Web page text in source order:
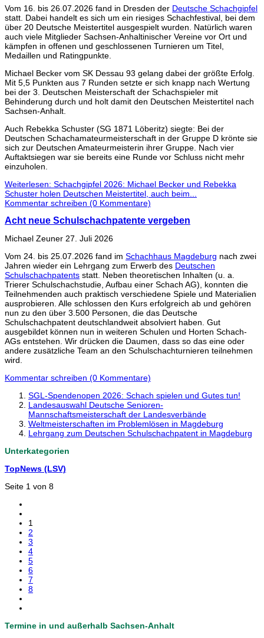
Vom 16. bis 26.07.2026 fand in Dresden der Deutsche Schachgipfel
statt. Dabei handelt es sich um ein riesiges Schachfestival, bei dem
über 20 Deutsche Meistertitel ausgespielt wurden. Natürlich waren
auch viele Mitglieder Sachsen-Anhaltinischer Vereine vor Ort und
kämpfen in offenen und geschlossenen Turnieren um Titel,
Medaillen und Ratingpunkte.
Michael Becker vom SK Dessau 93 gelang dabei der größte Erfolg.
Mit 5,5 Punkten aus 7 Runden setzte er sich knapp nach Wertung
bei der 3. Deutschen Meisterschaft der Schachspieler mit
Behinderung durch und holt damit den Deutschen Meistertitel nach
Sachsen-Anhalt.
Auch Rebekka Schuster (SG 1871 Löberitz) siegte: Bei der
Deutschen Schachamateurmeisterschaft in der Gruppe D krönte sie
sich zur Deutschen Amateurmeisterin ihrer Gruppe. Nach vier
Auftaktsiegen war sie bereits eine Runde vor Schluss nicht mehr
einzuholen.
Weiterlesen: Schachgipfel 2026: Michael Becker und Rebekka
Schuster holen Deutschen Meistertitel, auch beim...
Kommentar schreiben (0 Kommentare)
Acht neue Schulschachpatente vergeben
Michael Zeuner 27. Juli 2026
Vom 24. bis 25.07.2026 fand im Schachhaus Magdeburg nach zwei
Jahren wieder ein Lehrgang zum Erwerb des Deutschen
Schulschachpatents statt. Neben theoretischen Inhalten (u. a.
Trierer Schulschachstudie, Aufbau einer Schach AG), konnten die
Teilnehmenden auch praktisch verschiedene Spiele und Materialien
ausprobieren. Alle schlossen den Kurs erfolgreich ab und gehören
nun zu den über 3.500 Personen, die das Deutsche
Schulschachpatent deutschlandweit absolviert haben. Gut
ausgebildet können nun in weiteren Schulen und Horten Schach-
AGs entstehen. Wir drücken die Daumen, dass so das eine oder
andere zusätzliche Team an den Schulschachturnieren teilnehmen
wird.
Kommentar schreiben (0 Kommentare)
SGL-Spendenopen 2026: Schach spielen und Gutes tun!
Landesauswahl Deutsche Senioren-
Mannschaftsmeisterschaft der Landesverbände
Weltmeisterschaften im Problemlösen in Magdeburg
Lehrgang zum Deutschen Schulschachpatent in Magdeburg
Unterkategorien
TopNews (LSV)
Seite 1 von 8
1
2
3
4
5
6
7
8
Termine in und außerhalb Sachsen-Anhalt